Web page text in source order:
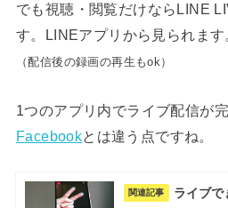
でも視聴・閲覧だけならLINE
す。LINEアプリから見られます
（配信後の録画の再生もok）
1つのアプリ内でライブ配信が
Facebookとは違う点ですね。
関連記事
ライブ